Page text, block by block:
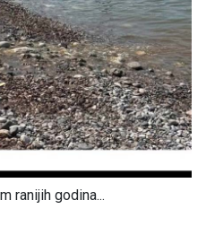
ranijih godina...